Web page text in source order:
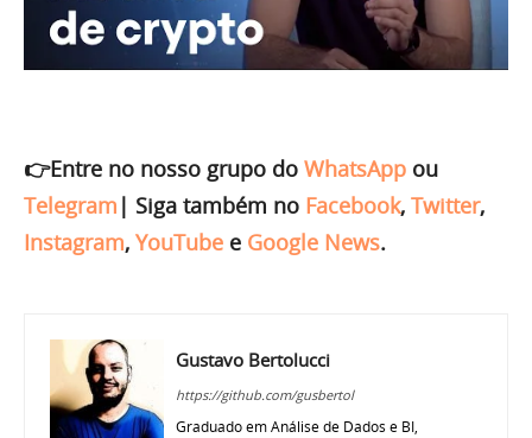
👉Entre no nosso grupo do WhatsApp ou
Telegram | Siga também no Facebook, Twitter,
Instagram, YouTube e Google News.
Gustavo Bertolucci
https://github.com/gusbertol
Graduado em Análise de Dados e BI,